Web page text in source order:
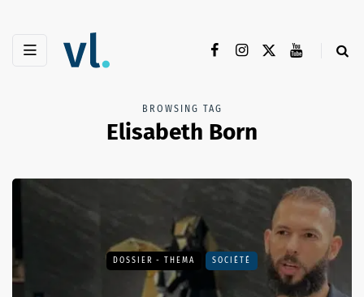
BROWSING TAG
Elisabeth Born
DOSSIER - THEMA SOCIÉTÉ